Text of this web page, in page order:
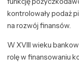
kontrolowały podaż
na rozwój finansów.
W XVIII wieku
rolę w finansowaniu